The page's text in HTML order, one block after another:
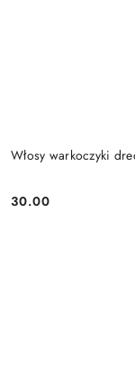
Włosy warkoczyki
Cena:
30.00